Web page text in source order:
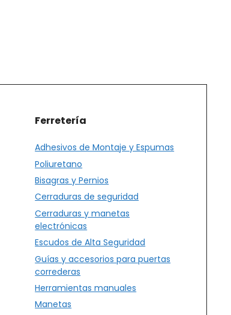
producto
Ferretería
Adhesivos de Montaje y Espumas
Poliuretano
Bisagras y Pernios
Cerraduras de seguridad
Cerraduras y manetas
electrónicas
Escudos de Alta Seguridad
Guías y accesorios para puertas
correderas
Herramientas manuales
Manetas